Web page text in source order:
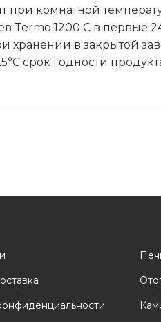
комнатной
Termo 1200 С в первые
хранении в закрытой
срок годности